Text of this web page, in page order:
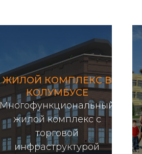
ЖИЛОЙ КОМПЛЕКС В
КОЛУМБУСЕ
Многофункциональный
жилой комплекс с
торговой
инфраструктурой
Подробнее...